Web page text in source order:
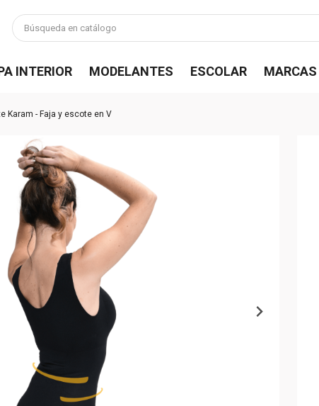
INTERIOR MODELANTES ESCOLAR MARCAS
Karam - Faja y escote en V